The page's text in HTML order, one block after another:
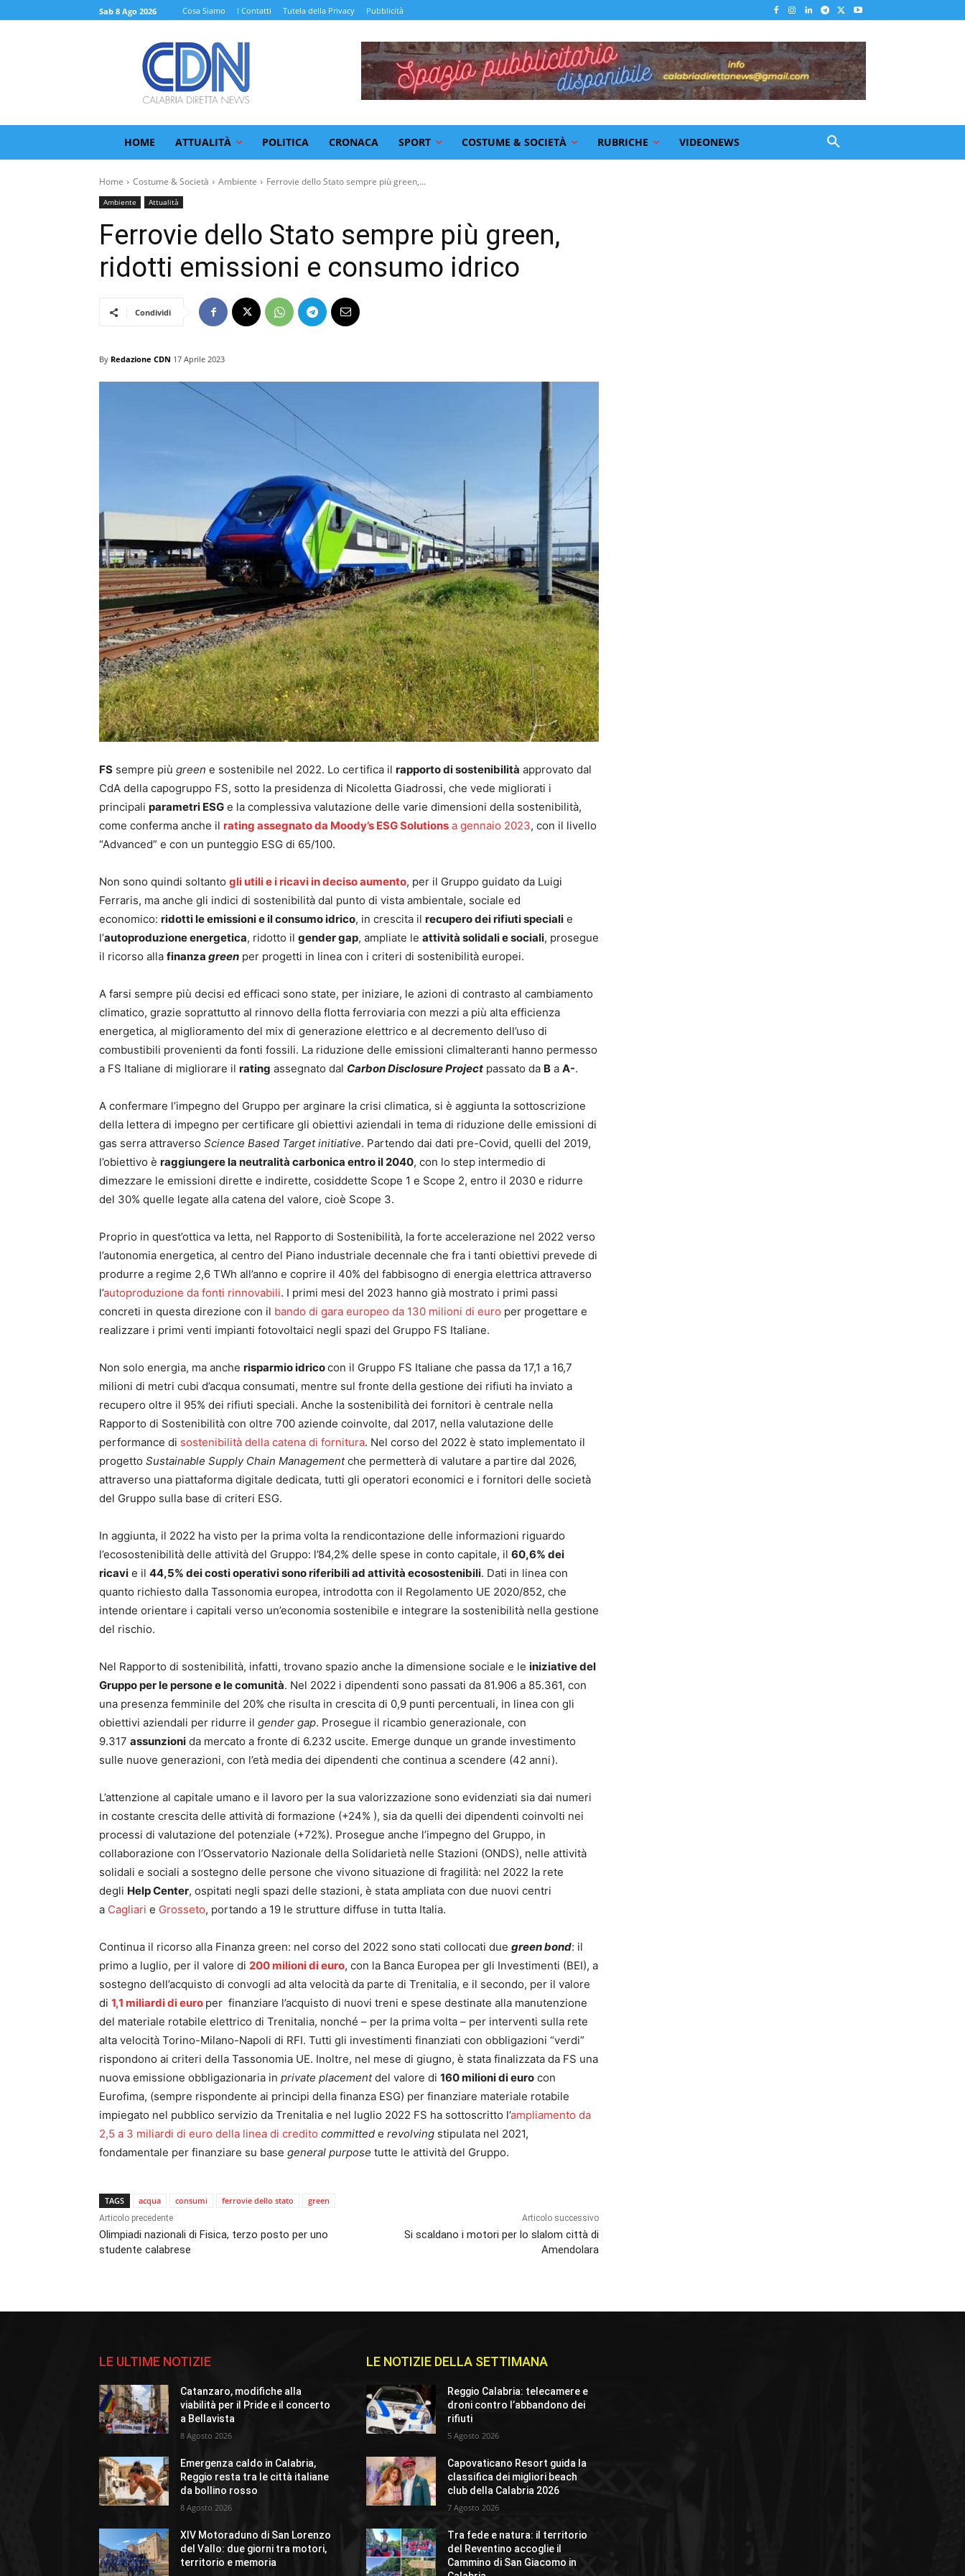
Sab 8 Ago 2026 Cosa Siamo I Contatti Tutela della Privacy Pubblicità
HOME ATTUALITÀ POLITICA CRONACA SPORT COSTUME & SOCIETÀ RUBRICHE VIDEONEWS
Home Costume & Società Ambiente Ferrovie dello Stato sempre più green,...
Ambiente Attualità
Ferrovie dello Stato sempre più green,
ridotti emissioni e consumo idrico
Condividi
By Redazione CDN 17 Aprile 2023
FS sempre più green e sostenibile nel 2022. Lo certifica il rapporto di sostenibilità approvato dal
CdA della capogruppo FS, sotto la presidenza di Nicoletta Giadrossi, che vede migliorati i
principali parametri ESG e la complessiva valutazione delle varie dimensioni della sostenibilità,
come conferma anche il rating assegnato da Moody’s ESG Solutions a gennaio 2023, con il livello
“Advanced” e con un punteggio ESG di 65/100.
Non sono quindi soltanto gli utili e i ricavi in deciso aumento, per il Gruppo guidato da Luigi
Ferraris, ma anche gli indici di sostenibilità dal punto di vista ambientale, sociale ed
economico: ridotti le emissioni e il consumo idrico, in crescita il recupero dei rifiuti speciali e
l’autoproduzione energetica, ridotto il gender gap, ampliate le attività solidali e sociali, prosegue
il ricorso alla finanza green per progetti in linea con i criteri di sostenibilità europei.
A farsi sempre più decisi ed efficaci sono state, per iniziare, le azioni di contrasto al cambiamento
climatico, grazie soprattutto al rinnovo della flotta ferroviaria con mezzi a più alta efficienza
energetica, al miglioramento del mix di generazione elettrico e al decremento dell’uso di
combustibili provenienti da fonti fossili. La riduzione delle emissioni climalteranti hanno permesso
a FS Italiane di migliorare il rating assegnato dal Carbon Disclosure Project passato da B a A-.
A confermare l’impegno del Gruppo per arginare la crisi climatica, si è aggiunta la sottoscrizione
della lettera di impegno per certificare gli obiettivi aziendali in tema di riduzione delle emissioni di
gas serra attraverso Science Based Target initiative. Partendo dai dati pre-Covid, quelli del 2019,
l’obiettivo è raggiungere la neutralità carbonica entro il 2040, con lo step intermedio di
dimezzare le emissioni dirette e indirette, cosiddette Scope 1 e Scope 2, entro il 2030 e ridurre
del 30% quelle legate alla catena del valore, cioè Scope 3.
Proprio in quest’ottica va letta, nel Rapporto di Sostenibilità, la forte accelerazione nel 2022 verso
l’autonomia energetica, al centro del Piano industriale decennale che fra i tanti obiettivi prevede di
produrre a regime 2,6 TWh all’anno e coprire il 40% del fabbisogno di energia elettrica attraverso
l’autoproduzione da fonti rinnovabili. I primi mesi del 2023 hanno già mostrato i primi passi
concreti in questa direzione con il bando di gara europeo da 130 milioni di euro per progettare e
realizzare i primi venti impianti fotovoltaici negli spazi del Gruppo FS Italiane.
Non solo energia, ma anche risparmio idricocon il Gruppo FS Italiane che passa da 17,1 a 16,7
milioni di metri cubi d’acqua consumati, mentre sul fronte della gestione dei rifiuti ha inviato a
recupero oltre il 95% dei rifiuti speciali. Anche la sostenibilità dei fornitori è centrale nella
Rapporto di Sostenibilità con oltre 700 aziende coinvolte, dal 2017, nella valutazione delle
performance di sostenibilità della catena di fornitura. Nel corso del 2022 è stato implementato il
progetto Sustainable Supply Chain Managementche permetterà di valutare a partire dal 2026,
attraverso una piattaforma digitale dedicata, tutti gli operatori economici e i fornitori delle società
del Gruppo sulla base di criteri ESG.
In aggiunta, il 2022 ha visto per la prima volta la rendicontazione delle informazioni riguardo
l’ecosostenibilità delle attività del Gruppo: l’84,2% delle spese in conto capitale, il 60,6% dei
ricavi e il 44,5% dei costi operativi sono riferibili ad attività ecosostenibili. Dati in linea con
quanto richiesto dalla Tassonomia europea, introdotta con il Regolamento UE 2020/852, che
intende orientare i capitali verso un’economia sostenibile e integrare la sostenibilità nella gestione
del rischio.
Nel Rapporto di sostenibilità, infatti, trovano spazio anche la dimensione sociale e le iniziative del
Gruppo per le persone e le comunità. Nel 2022 i dipendenti sono passati da 81.906 a 85.361, con
una presenza femminile del 20% che risulta in crescita di 0,9 punti percentuali, in linea con gli
obiettivi aziendali per ridurre il gender gap. Prosegue il ricambio generazionale, con
9.317 assunzioni da mercato a fronte di 6.232 uscite. Emerge dunque un grande investimento
sulle nuove generazioni, con l’età media dei dipendenti che continua a scendere (42 anni).
L’attenzione al capitale umano e il lavoro per la sua valorizzazione sono evidenziati sia dai numeri
in costante crescita delle attività di formazione (+24% ), sia da quelli dei dipendenti coinvolti nei
processi di valutazione del potenziale (+72%). Prosegue anche l’impegno del Gruppo, in
collaborazione con l’Osservatorio Nazionale della Solidarietà nelle Stazioni (ONDS), nelle attività
solidali e sociali a sostegno delle persone che vivono situazione di fragilità: nel 2022 la rete
degli Help Center, ospitati negli spazi delle stazioni, è stata ampliata con due nuovi centri
a Cagliari e Grosseto, portando a 19 le strutture diffuse in tutta Italia.
Continua il ricorso alla Finanza green: nel corso del 2022 sono stati collocati due green bond: il
primo a luglio, per il valore di 200 milioni di euro, con la Banca Europea per gli Investimenti (BEI), a
sostegno dell’acquisto di convogli ad alta velocità da parte di Trenitalia, e il secondo, per il valore
di 1,1 miliardi di euro per finanziare l’acquisto di nuovi treni e spese destinate alla manutenzione
del materiale rotabile elettrico di Trenitalia, nonché – per la prima volta – per interventi sulla rete
alta velocità Torino-Milano-Napoli di RFI. Tutti gli investimenti finanziati con obbligazioni “verdi”
rispondono ai criteri della Tassonomia UE. Inoltre, nel mese di giugno, è stata finalizzata da FS una
nuova emissione obbligazionaria in private placementdel valore di 160 milioni di euro con
Eurofima, (sempre rispondente ai principi della finanza ESG) per finanziare materiale rotabile
impiegato nel pubblico servizio da Trenitalia e nel luglio 2022 FS ha sottoscritto l’ampliamento da
2,5 a 3 miliardi di euro della linea di credito committed e revolving stipulata nel 2021,
fondamentale per finanziare su base general purpose tutte le attività del Gruppo.
TAGS acqua consumi ferrovie dello stato green
Articolo precedente
Olimpiadi nazionali di Fisica, terzo posto per uno
studente calabrese
Articolo successivo
Si scaldano i motori per lo slalom città di
Amendolara
LE ULTIME NOTIZIE
Catanzaro, modifiche alla
viabilità per il Pride e il concerto
a Bellavista
8 Agosto 2026
Emergenza caldo in Calabria,
Reggio resta tra le città italiane
da bollino rosso
8 Agosto 2026
XIV Motoraduno di San Lorenzo
del Vallo: due giorni tra motori,
territorio e memoria
LE NOTIZIE DELLA SETTIMANA
Reggio Calabria: telecamere e
droni contro l’abbandono dei
rifiuti
5 Agosto 2026
Capovaticano Resort guida la
classifica dei migliori beach
club della Calabria 2026
7 Agosto 2026
Tra fede e natura: il territorio
del Reventino accoglie il
Cammino di San Giacomo in